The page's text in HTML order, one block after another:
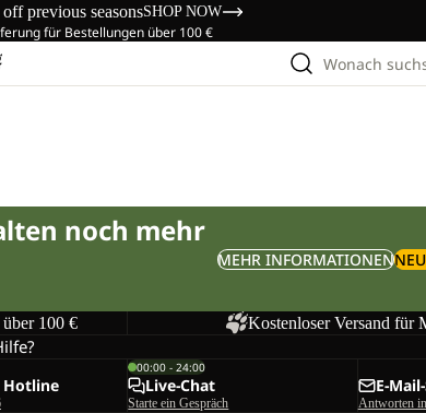
off previous seasonsSHOP NOW
für Bestellungen über 100 €
Wonach
noch mehr
MEHR INFORMATIONEN
100 € Kostenloser Versand für
Hotline
00:00 - 24:00
Live-Chat
Starte ein Gespräch
E-
Antworten